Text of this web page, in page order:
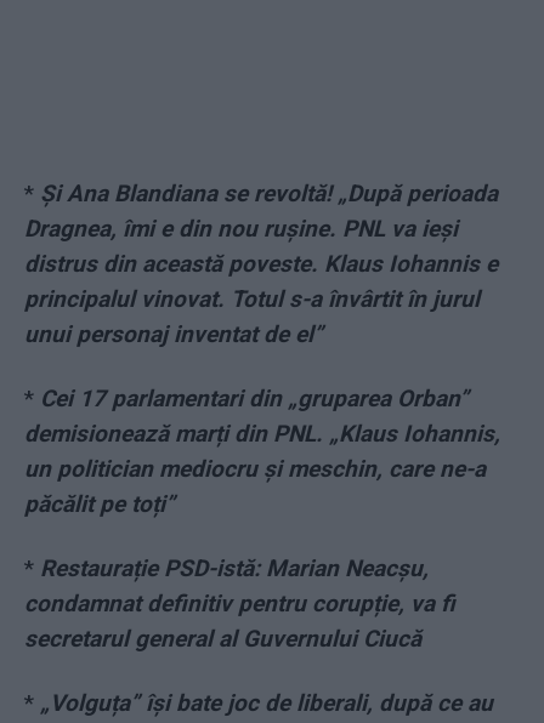
* Și Ana Blandiana se revoltă! „După perioada
Dragnea, îmi e din nou rușine. PNL va ieși
distrus din această poveste. Klaus Iohannis e
principalul vinovat. Totul s-a învârtit în jurul
unui personaj inventat de el”
* Cei 17 parlamentari din „gruparea Orban”
demisionează marți din PNL. „Klaus Iohannis,
un politician mediocru și meschin, care ne-a
păcălit pe toți”
* Restaurație PSD-istă: Marian Neacșu,
condamnat definitiv pentru corupție, va fi
secretarul general al Guvernului Ciucă
* „Volguța” își bate joc de liberali, după ce au